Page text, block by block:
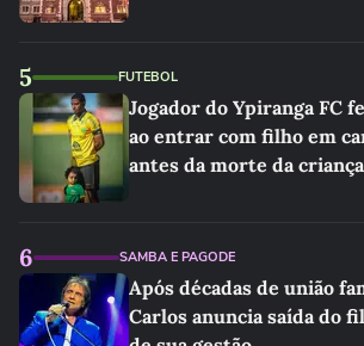
5 FUTEBOL
Jogador do Ypiranga FC
ao entrar com filho em
antes da morte da criança
6 SAMBA E PAGODE
Após décadas de união
Carlos anuncia saída do